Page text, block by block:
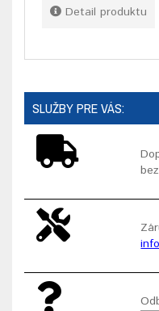
Detail produktu
SLUŽBY PRE VÁS: